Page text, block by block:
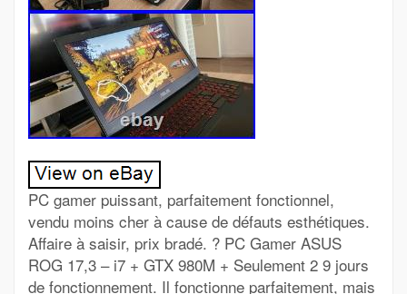
PC gamer puissant, parfaitement fonctionnel,
vendu moins cher à cause de défauts esthétiques.
Affaire à saisir, prix bradé. ? PC Gamer ASUS
ROG 17,3 – i7 + GTX 980M + Seulement 2 9 jours
de fonctionnement. Il fonctionne parfaitement, mais